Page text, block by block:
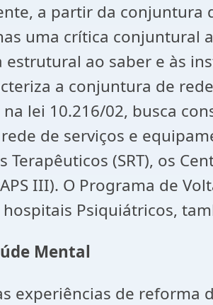
a partir da conjuntura
uma crítica conjuntural
ao saber e às
a conjuntura de
lei 10.216/02, busca
de serviços e
Terapêuticos (SRT), os
III). O Programa de
Psiquiátricos,
Mental
experiências de